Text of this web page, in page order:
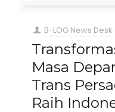
B-LOG News Desk
Masa
Trans
Raih